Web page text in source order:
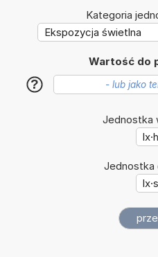
Kategoria
Wartość do
?
Jednostka
Jednostka